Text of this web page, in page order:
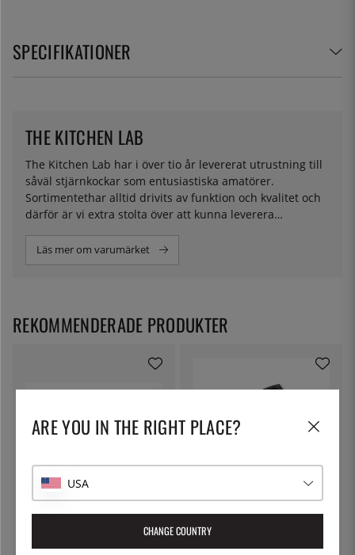
SPECIFIKATIONER
The Kitchen Lab har i över tio år levererat utrustning till
såväl stjärnkockar som entusiastiska amatörer.
Sortimentethar alltid drivits av funktion och kvalitet och
därför är vi extra stolta över att kunna leverera
THE KITCHEN LAB
Läs mer om varumärket
THE KITCHEN LAB
Silikonform mini, kupoler - The
MARTELLATO
Silikonform SF027, Cylinder -
Martellato
REKOMMENDERADE PRODUKTER
ARE YOU IN THE RIGHT PLACE?
USA
CHANGE COUNTRY